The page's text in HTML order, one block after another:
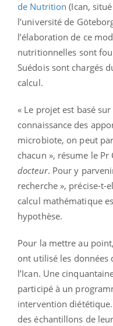
de Nutrition (Ican,
l’université de
l’élaboration de ce
nutritionnelles sont
Suédois sont chargés
calcul.
« Le projet est basé
connaissance des
microbiote, on peut
chacun », résume le
docteur. Pour y
recherche », précise-t-
calcul mathématique
hypothèse.
Pour la mettre au
ont utilisé les données
l’Ican. Une
participé à un
intervention
des échantillons de